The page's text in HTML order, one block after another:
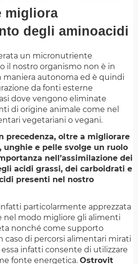
migliora
degli aminoacidi
un micronutriente
il nostro organismo non è in
maniera autonoma ed è quindi
da fonti esterne
dove vengono eliminate
di origine animale come nel
vegetariani o vegani.
precedenza, oltre a migliorare
unghie e pelle svolge un ruolo
nell’assimilazione dei
acidi grassi, dei carboidrati e
presenti nel nostro
particolarmente apprezzata
nel modo migliore gli alimenti
nonché come supporto
caso di percorsi alimentari mirati
essa infatti consente di utilizzare
fonte energetica. Ostrovit